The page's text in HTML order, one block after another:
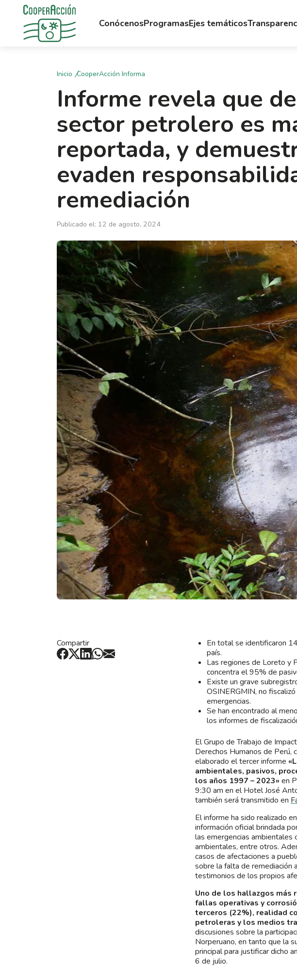
ConócenosProgramasEjes temáticos
Inicio CooperAcción Informa
Informe revela que
sector petrolero es
reportada, y
evaden
remediación
Publicado el: 12 de agosto, 2024
Compartir En total se identificaron
país.
Las regiones de Loreto y
concentra el 95% de
Existe un grave
OSINERGMIN, no
emergencias.
Se han encontrado al
los informes de
El Grupo de Trabajo de
Derechos Humanos de Perú,
elaborado el tercer informe
ambientales, pasivos,
los años 1997 – 2023» en
9:30 am en el Hotel José
también será transmitido en
El informe ha sido realizado
información oficial brindada
las emergencias ambientales
ambientales, entre otros.
casos de afectaciones a
sobre la falta de remediación
testimonios de los propios
Uno de los hallazgos más
fallas operativas y
terceros (22%), realidad
petroleras y los medios
discusiones sobre la
Norperuano, en tanto que la
principal para justificar dicho
6 de julio.